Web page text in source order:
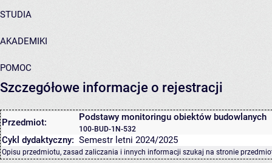
STUDIA
AKADEMIKI
POMOC
Szczegółowe informacje o rejestracji
Przedmiot: Podstawy monitoringu obiektów budowlanych
100-BUD-1N-532
Cykl dydaktyczny: Semestr letni 2024/2025
Opisu przedmiotu, zasad zaliczania i innych informacji szukaj na stronie